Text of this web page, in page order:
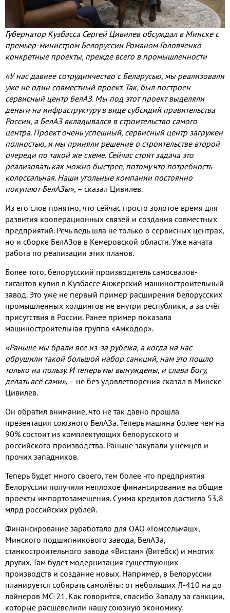
Губернатор Кузбасса Сергей Цивилев обсуждал в Минске с
премьер-министром Белоруссии Романом Головченко
конкретные проекты, прежде всего в промышленности
«У нас давнее сотрудничество с Беларусью, мы реализовали
уже не один совместный проект. Так, был построен
сервисный центр БелАЗ. Мы под этот проект выделяли
деньги на инфраструктуру в виде субсидий правительства
России, а БелАЗ вкладывался в строительство самого
центра. Проект очень успешный, сервисный центр загружен
полностью, и мы приняли решение о строительстве второй
очереди по такой же схеме. Сейчас стоит задача это
реализовать как можно быстрее, потому что потребность
колоссальная. Наши угольные компании постоянно
покупают БелАЗы», – сказал Цивилев.
Из его слов понятно, что сейчас просто золотое время для
развития кооперационных связей и создания совместных
предприятий. Речь ведь шла не только о сервисных центрах,
но и сборке БелАЗов в Кемеровской области.Уже начата
работа по реализации этих планов.
Более того, белорусский производитель самосвалов-
гигантов купил в Кузбассе Анжерский машиностроительный
завод.Это уже не первый пример расширения белорусских
промышленных холдингов не внутри республики, а за счёт
присутствия в России. Ранее пример показала
машиностроительная группа «Амкодор».
«Раньше мы брали все из-за рубежа, а когда на нас
обрушили такой большой набор санкций, нам это пошло
только на пользу. И теперь мы вынуждены, и слава Богу,
делать всё сами», – не без удовлетворения сказал в Минске
Цивилёв.
Он обратил внимание, что не так давно прошла
презентация союзного БелАЗа.Теперь машина более чем на
90% состоит из комплектующих белорусского и
российского производства. Раньше закупали у немцев и
прочих западников.
Теперь будет много своего, тем более что предприятия
Белоруссии получили неплохое финансирование на общие
проекты импортозамещения. Сумма кредитов достигла 53,8
млрд российских рублей.
Финансирование заработало для ОАО «Гомсельмаш»,
Минского подшипникового завода, БелАЗа,
станкостроительного завода «Вистан» (Витебск) и многих
других.Там будет модернизация существующих
производств и создание новых. Например, в Белоруссии
планируется собирать самолёты: от небольших Л-410 на до
лайнеров МС-21. Как говорится, спасибо Западу за санкции,
которые расшевелили нашу союзную экономику.